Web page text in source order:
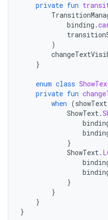
private fun
binding .
)
}
enum class
private fun
when (showText
ShowText.
}
ShowText.
}
}
}
}